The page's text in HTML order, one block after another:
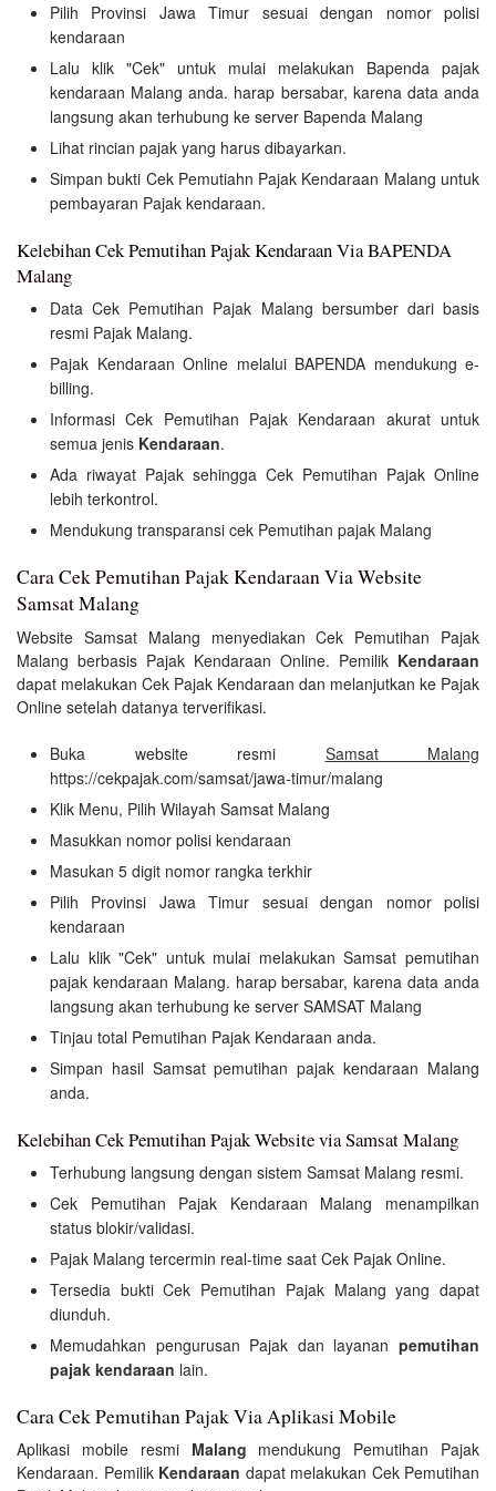
Pilih Provinsi Jawa Timur sesuai dengan nomor polisi
kendaraan
Lalu klik "Cek" untuk mulai melakukan Bapenda pajak
kendaraan Malang anda. harap bersabar, karena data anda
langsung akan terhubung ke server Bapenda Malang
Lihat rincian pajak yang harus dibayarkan.
Simpan bukti Cek Pemutiahn Pajak Kendaraan Malang untuk
pembayaran Pajak kendaraan.
Kelebihan Cek Pemutihan Pajak Kendaraan Via BAPENDA
Malang
Data Cek Pemutihan Pajak Malang bersumber dari basis
resmi Pajak Malang.
Pajak Kendaraan Online melalui BAPENDA mendukung e-
billing.
Informasi Cek Pemutihan Pajak Kendaraan akurat untuk
semua jenis Kendaraan.
Ada riwayat Pajak sehingga Cek Pemutihan Pajak Online
lebih terkontrol.
Mendukung transparansi cek Pemutihan pajak Malang
Cara Cek Pemutihan Pajak Kendaraan Via Website
Samsat Malang
Website Samsat Malang menyediakan Cek Pemutihan Pajak
Malang berbasis Pajak Kendaraan Online. Pemilik Kendaraan
dapat melakukan Cek Pajak Kendaraan dan melanjutkan ke Pajak
Online setelah datanya terverifikasi.
Buka website resmi Samsat Malang
https://cekpajak.com/samsat/jawa-timur/malang
Klik Menu, Pilih Wilayah Samsat Malang
Masukkan nomor polisi kendaraan
Masukan 5 digit nomor rangka terkhir
Pilih Provinsi Jawa Timur sesuai dengan nomor polisi
kendaraan
Lalu klik "Cek" untuk mulai melakukan Samsat pemutihan
pajak kendaraan Malang. harap bersabar, karena data anda
langsung akan terhubung ke server SAMSAT Malang
Tinjau total Pemutihan Pajak Kendaraan anda.
Simpan hasil Samsat pemutihan pajak kendaraan Malang
anda.
Kelebihan Cek Pemutihan Pajak Website via Samsat Malang
Terhubung langsung dengan sistem Samsat Malang resmi.
Cek Pemutihan Pajak Kendaraan Malang menampilkan
status blokir/validasi.
Pajak Malang tercermin real-time saat Cek Pajak Online.
Tersedia bukti Cek Pemutihan Pajak Malang yang dapat
diunduh.
Memudahkan pengurusan Pajak dan layanan pemutihan
pajak kendaraan lain.
Cara Cek Pemutihan Pajak Via Aplikasi Mobile
Aplikasi mobile resmi Malang mendukung Pemutihan Pajak
Kendaraan. Pemilik Kendaraan dapat melakukan Cek Pemutihan